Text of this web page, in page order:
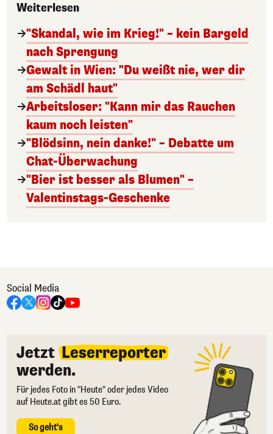
Weiterlesen
"Skandal, wie im Krieg!" – kein Bargeld
nach Sprengung
Gewalt in Wien: "Du weißt nie, wer dir
am Schädl haut"
Arbeitsloser: "Kann mir das Rauchen
kaum noch leisten"
"Blödsinn, nein danke!" – Debatte um
Chat-Überwachung
"Bier ist besser als Blumen" –
Valentinstags-Geschenke
Social Media
Jetzt Leserreporter
werden.
Für jedes Foto in "Heute" oder jedes Video
auf Heute.at gibt es 50 Euro.
So geht's